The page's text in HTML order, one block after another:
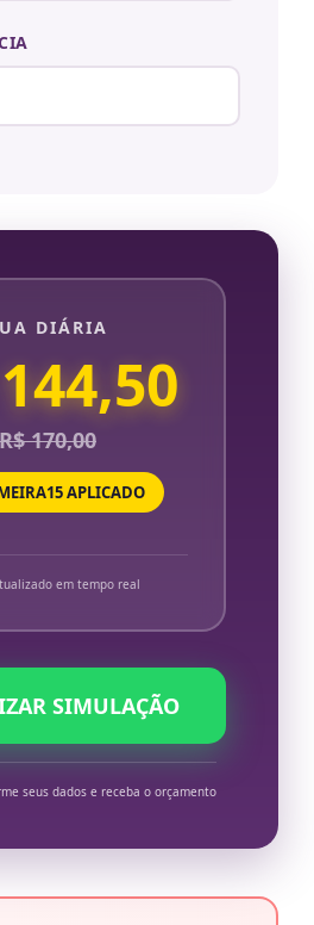
DIÁRIA
R$ 170,00
APLICADO
em tempo real
SIMULAÇÃO
seus dados e receba o orçamento